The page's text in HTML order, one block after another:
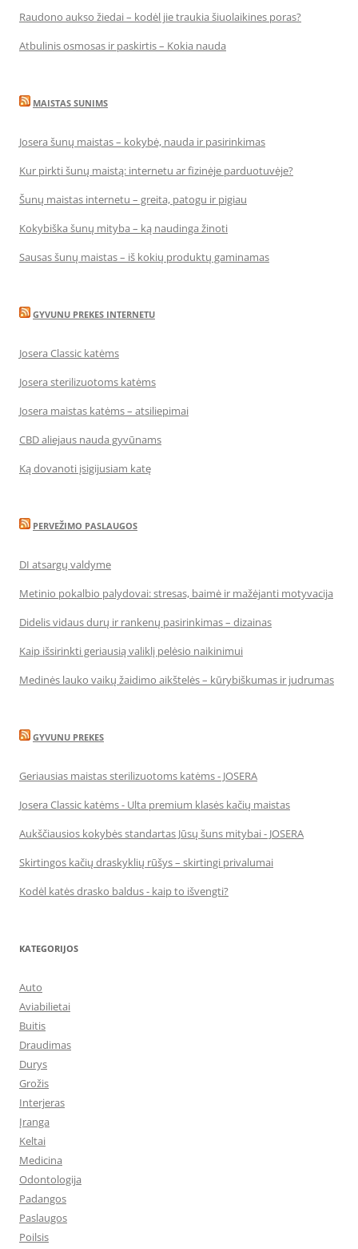
Raudono aukso žiedai – kodėl jie traukia šiuolaikines poras?
Atbulinis osmosas ir paskirtis – Kokia nauda
MAISTAS SUNIMS
Josera šunų maistas – kokybė, nauda ir pasirinkimas
Kur pirkti šunų maistą: internetu ar fizinėje parduotuvėje?
Šunų maistas internetu – greita, patogu ir pigiau
Kokybiška šunų mityba – ką naudinga žinoti
Sausas šunų maistas – iš kokių produktų gaminamas
GYVUNU PREKES INTERNETU
Josera Classic katėms
Josera sterilizuotoms katėms
Josera maistas katėms – atsiliepimai
CBD aliejaus nauda gyvūnams
Ką dovanoti įsigijusiam katę
PERVEŽIMO PASLAUGOS
DI atsargų valdyme
Metinio pokalbio palydovai: stresas, baimė ir mažėjanti motyvacija
Didelis vidaus durų ir rankenų pasirinkimas – dizainas
Kaip išsirinkti geriausią valiklį pelėsio naikinimui
Medinės lauko vaikų žaidimo aikštelės – kūrybiškumas ir judrumas
GYVUNU PREKES
Geriausias maistas sterilizuotoms katėms - JOSERA
Josera Classic katėms - Ulta premium klasės kačių maistas
Aukščiausios kokybės standartas Jūsų šuns mitybai - JOSERA
Skirtingos kačių draskyklių rūšys – skirtingi privalumai
Kodėl katės drasko baldus - kaip to išvengti?
KATEGORIJOS
Auto
Aviabilietai
Buitis
Draudimas
Durys
Grožis
Interjeras
Įranga
Keltai
Medicina
Odontologija
Padangos
Paslaugos
Poilsis